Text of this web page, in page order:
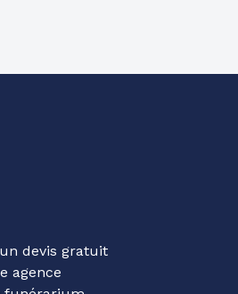
devis gratuit
agence